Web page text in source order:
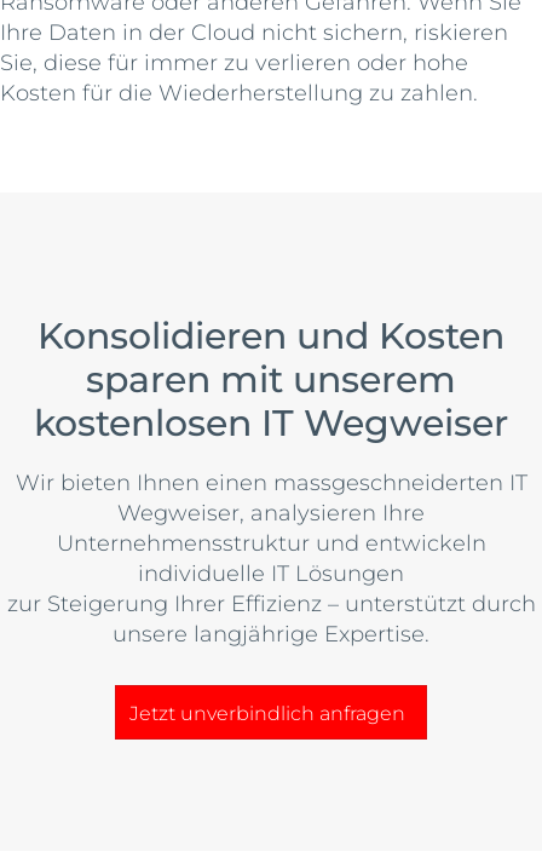
Ihre Daten in der Cloud nicht sichern, riskieren
Sie, diese für immer zu verlieren oder hohe
Kosten für die Wiederherstellung zu zahlen.
Konsolidieren und Kosten
sparen mit unserem
kostenlosen IT Wegweiser
Wir bieten Ihnen einen massgeschneiderten IT
Wegweiser, analysieren Ihre
Unternehmensstruktur und entwickeln
individuelle IT Lösungen
zur Steigerung Ihrer Effizienz – unterstützt durch
unsere langjährige Expertise.
Jetzt unverbindlich anfragen